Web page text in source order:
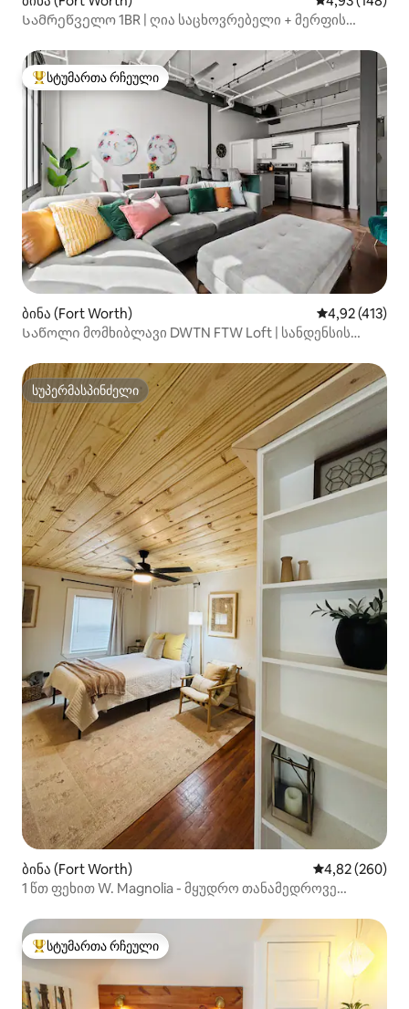
Სამრეწველო 1BR | ღია საცხოვრებელი + მერფის
სტუმართა რჩეული მოწინავე ვარიანტი
სტუმართა რჩეული
ბინა (Fort Worth) საშუალო
4,92 (413)
Საწოლი მომხიბლავი DWTN FTW Loft | სანდენსის
სუპერმასპინძელი
სუპერმასპინძელი
ბინა (Fort Worth) საშუალო
4,82 (260)
1 წთ ფეხით W. Magnolia - მყუდრო თანამედროვე
სტუმართა რჩეული მოწინავე ვარიანტი
სტუმართა რჩეული